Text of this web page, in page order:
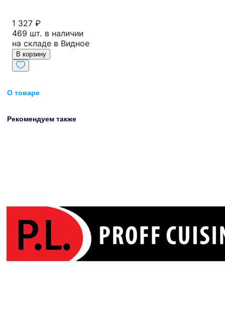
1 327 ₽
469 шт. в наличии
на складе в Видное
В корзину
О товаре
Рекомендуем также